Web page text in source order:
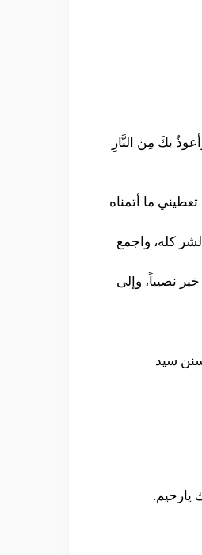
بكَ مِن النَّارِ
ما أتمناه
كله، واجمع
نصيباً، وإلى
سنن سيد
يارحيم.